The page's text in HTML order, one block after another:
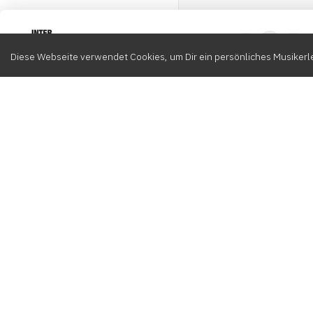
Diese Webseite verwendet Cookies, um Dir ein persönliches